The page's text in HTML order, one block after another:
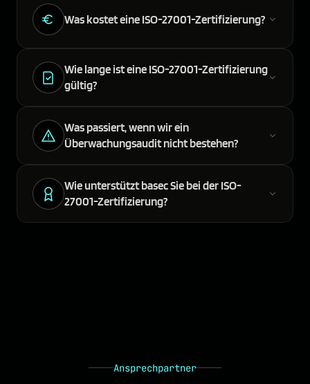
Was kostet eine ISO-27001-Zertifizierung?
Wie lange ist eine ISO-27001-Zertifizierung
gültig?
Was passiert, wenn wir ein
Überwachungsaudit nicht bestehen?
Wie unterstützt basec Sie bei der ISO-
27001-Zertifizierung?
Ansprechpartner